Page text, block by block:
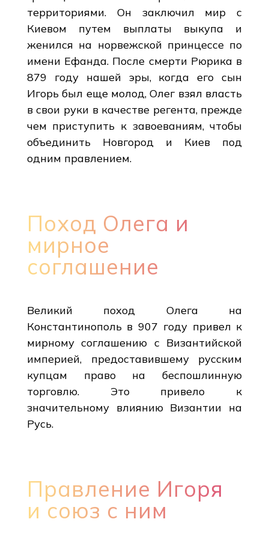
территориями. Он заключил мир с
Киевом путем выплаты выкупа и
женился на норвежской принцессе по
имени Ефанда. После смерти Рюрика в
879 году нашей эры, когда его сын
Игорь был еще молод, Олег взял власть
в свои руки в качестве регента, прежде
чем приступить к завоеваниям, чтобы
объединить Новгород и Киев под
одним правлением.
Поход Олега и
мирное
соглашение
Великий поход Олега на
Константинополь в 907 году привел к
мирному соглашению с Византийской
империей, предоставившему русским
купцам право на беспошлинную
торговлю. Это привело к
значительному влиянию Византии на
Русь.
Правление Игоря
и союз с ним